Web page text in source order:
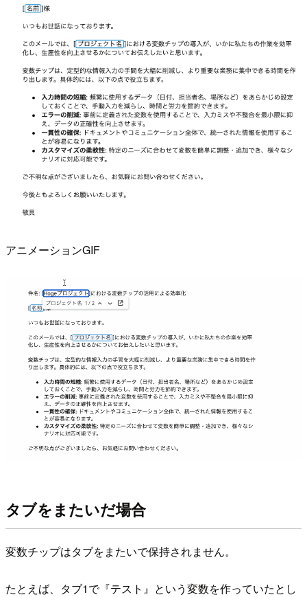
アニメーションGIF
タブをまたいだ場合
変数チップはタブをまたいで保持されません。
たとえば、タブ1で『テスト』という変数を作っていたとし